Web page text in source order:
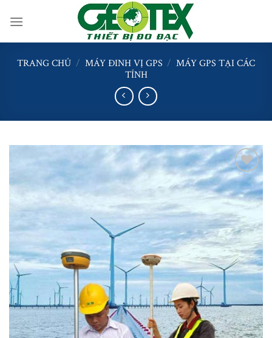
TRANG CHỦ / MÁY ĐINH VỊ GPS / MÁY GPS TẠI CÁC
TỈNH
Thêm
vào
danh
sách
yêu
thích